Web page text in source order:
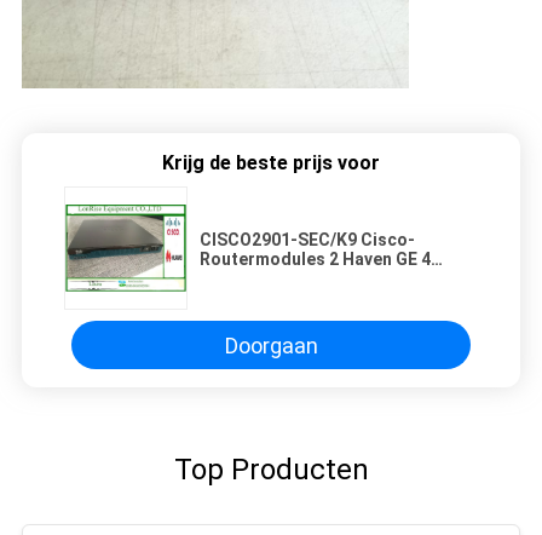
Krijg de beste prijs voor
CISCO2901-SEC/K9 Cisco-
Routermodules 2 Haven GE 4
Doorgaan
Top Producten